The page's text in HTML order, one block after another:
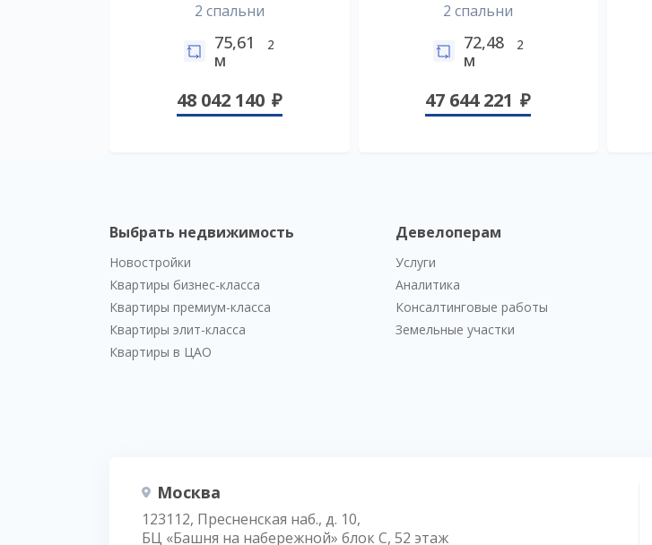
2 спальни
75,61
м
2
48 042 140
2 спальни
72,48
м
2
47 644 221
Выбрать недвижимость
Новостройки
Квартиры бизнес-класса
Квартиры премиум-класса
Квартиры элит-класса
Квартиры в ЦАО
Девелоперам
Услуги
Аналитика
Консалтинговые работы
Земельные участки
Москва
123112, Пресненская наб., д. 10,
БЦ «Башня на набережной» блок С, 52 этаж